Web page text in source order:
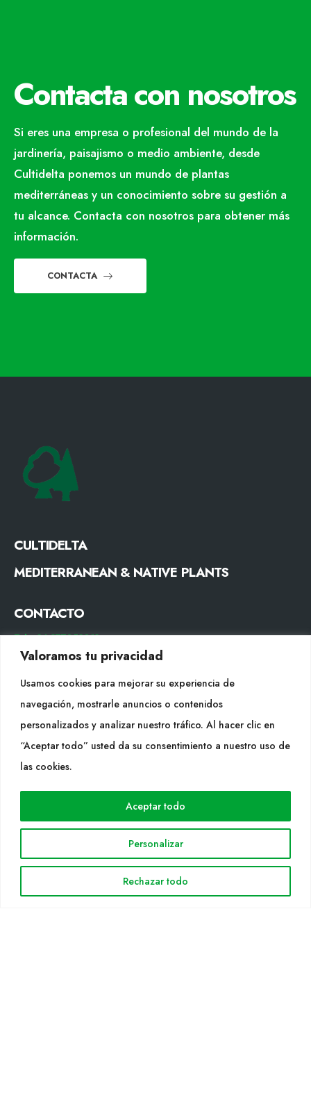
Valoramos tu privacidad
Usamos cookies para mejorar su experiencia de
navegación, mostrarle anuncios o contenidos
personalizados y analizar nuestro tráfico. Al hacer clic en
“Aceptar todo” usted da su consentimiento a nuestro uso de
las cookies.
Personalizar
Rechazar todo
Aceptar todo
Contacta con nosotros
Si eres una empresa o profesional del mundo de la
jardinería, paisajismo o medio ambiente, desde
Cultidelta ponemos un mundo de plantas
mediterráneas y un conocimiento sobre su gestión a
tu alcance. Contacta con nosotros para obtener más
información.
CONTACTA
CULTIDELTA
MEDITERRANEAN & NATIVE PLANTS
CONTACTO
Tel. +34 977053013
info@cultidelta.com
SÍGUENOS
WEB
Especies
Noticias